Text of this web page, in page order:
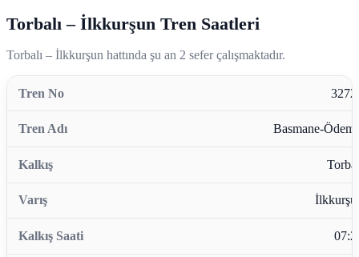
Torbalı – İlkkurşun Tren Saatleri
Torbalı – İlkkurşun hattında şu an 2 sefer çalışmaktadır.
Basmane-